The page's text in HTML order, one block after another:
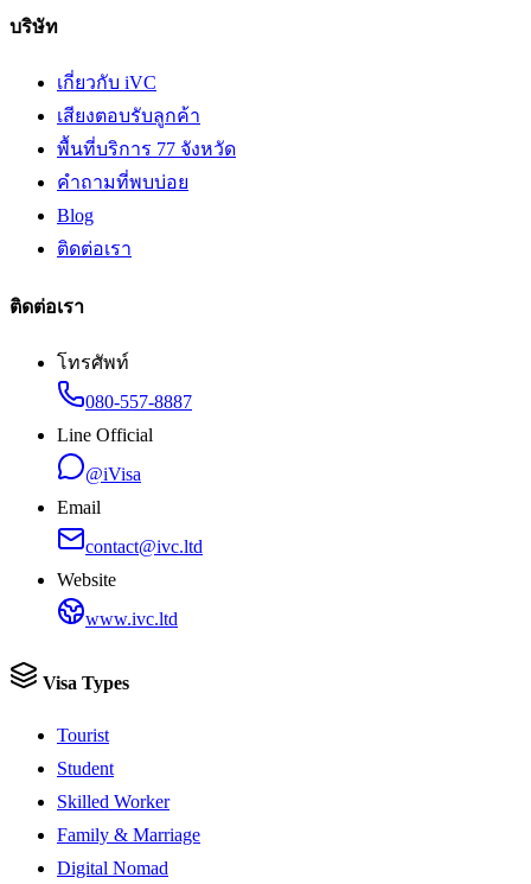
บริษัท
เกี่ยวกับ iVC
เสียงตอบรับลูกค้า
พื้นที่บริการ 77 จังหวัด
คำถามที่พบบ่อย
Blog
ติดต่อเรา
ติดต่อเรา
โทรศัพท์
080-557-8887
Line Official
@iVisa
Email
contact@ivc.ltd
Website
www.ivc.ltd
Visa Types
Tourist
Student
Skilled Worker
Family & Marriage
Digital Nomad